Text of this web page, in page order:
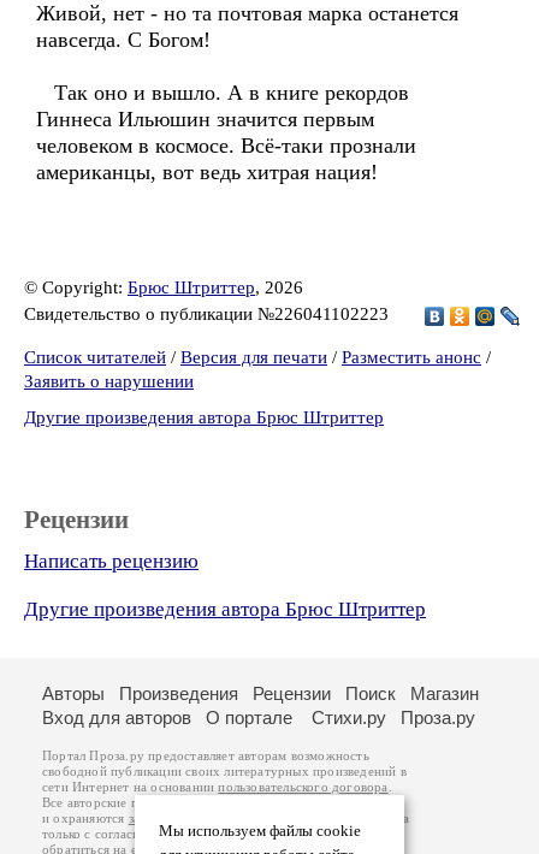
Живой, нет - но та почтовая марка останется
навсегда. С Богом!
Так оно и вышло. А в книге рекордов
Гиннеса Ильюшин значится первым
человеком в космосе. Всё-таки прознали
американцы, вот ведь хитрая нация!
© Copyright: Брюс Штриттер, 2026
Свидетельство о публикации №226041102223
Список читателей / Версия для печати / Разместить анонс /
Заявить о нарушении
Другие произведения автора Брюс Штриттер
Рецензии
Написать рецензию
Другие произведения автора Брюс Штриттер
Мы используем файлы cookie
Авторы Произведения Рецензии Поиск
Магазин
Вход для авторов
О портале Стихи.ру Проза.ру
Портал Проза.ру предоставляет авторам возможность
свободной публикации своих литературных произведений в
сети Интернет на основаниипользовательского договора
Все авторские права на произведения принадлежат авторам
и охраняются законом
. Перепечатка произведений возможна
только с согласия его автора, к которому вы можете
обратиться на его авторской странице. Ответственность за